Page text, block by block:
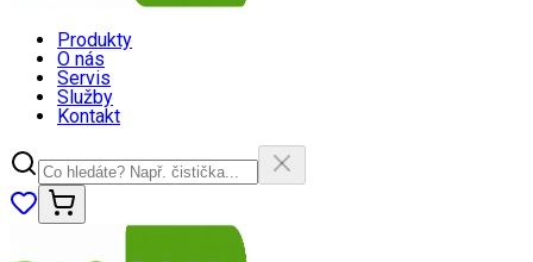
Produkty
O nás
Servis
Služby
Kontakt